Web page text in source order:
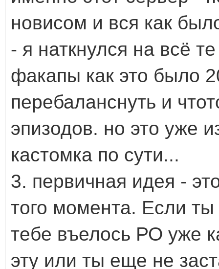
новисом и вся как
- я наткнулся на всё
факапы как это было
перебаланснуть и
эпизодов. но это уже
кастомка по сути...
3. первичная идея -
того момента. Если ты
тебе въелось РО уже
эту или ты еще не